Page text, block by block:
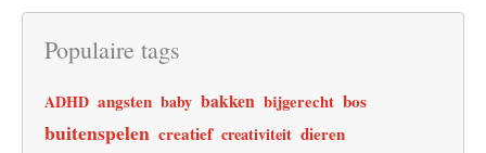
Populaire tags
ADHD angsten baby bakken bijgerecht bos
buitenspelen creatief creativiteit dieren